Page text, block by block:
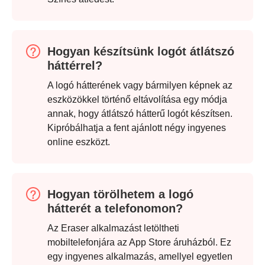
3. lépés
Hogyan készítsünk logót átlátszó
háttérrel?
A logó hátterének vagy bármilyen képnek az
eszközökkel történő eltávolítása egy módja
annak, hogy átlátszó hátterű logót készítsen.
Kipróbálhatja a fent ajánlott négy ingyenes
online eszközt.
Hogyan törölhetem a logó
hátterét a telefonomon?
Az Eraser alkalmazást letöltheti
mobiltelefonjára az App Store áruházból. Ez
egy ingyenes alkalmazás, amellyel egyetlen